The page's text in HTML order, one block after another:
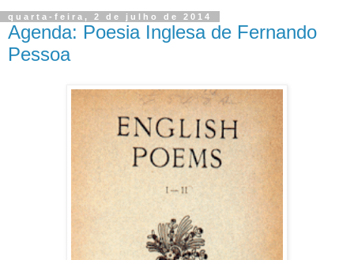
quarta-feira, 2 de julho de 2014
Agenda: Poesia Inglesa de Fernando
Pessoa